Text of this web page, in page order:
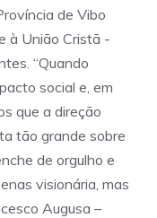
de Vibo
à União Cristã -
“Quando
social e, em
que a direção
tão grande sobre
de orgulho e
visionária, mas
Augusa –